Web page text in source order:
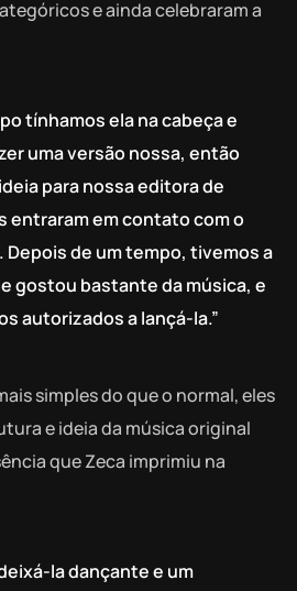
e ainda celebraram a
tínhamos ela na cabeça e
uma versão nossa, então
para nossa editora de
entraram em contato com o
Depois de um tempo, tivemos a
gostou bastante da música, e
autorizados a lançá-la.”
simples do que o normal, eles
e ideia da música original
que Zeca imprimiu na
la dançante e um